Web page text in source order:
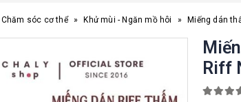
Chăm sóc cơ thể » Khử mùi - Ngăn mồ hôi » Miếng dán
Riff